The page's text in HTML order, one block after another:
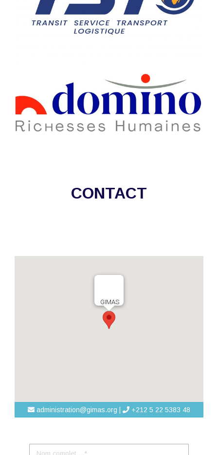
CONTACT
GIMAS
administration@gimas.org | +212 5 22 5383 48